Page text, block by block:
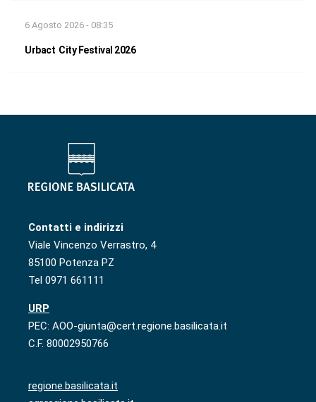
6 Agosto 2026 - 08:35
Urbact City Festival 2026
Contatti e indirizzi
Viale Vincenzo Verrastro, 4
85100 Potenza PZ
Tel 0971 661111
URP
PEC: AOO-giunta@cert.regione.basilicata.it
C.F. 80002950766
regione.basilicata.it